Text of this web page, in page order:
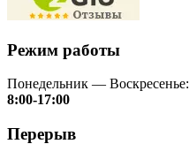
Режим работы
Понедельник — Воскресенье:
8:00-17:00
Перерыв